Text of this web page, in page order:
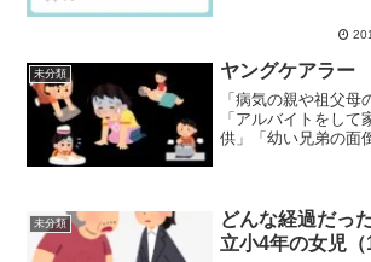
万人。とかいうのを
口ってどのくらいだ
未分類 ヤングケアラー
「病気の親や祖父母
「アルバイトをし
供」「幼い兄弟の面
うか？「偉いわ」
うのではなかろうか
未分類
どんな経過だっ
立小4年の女児